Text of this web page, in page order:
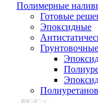
Полимерные
Готовые
Эпоксидные